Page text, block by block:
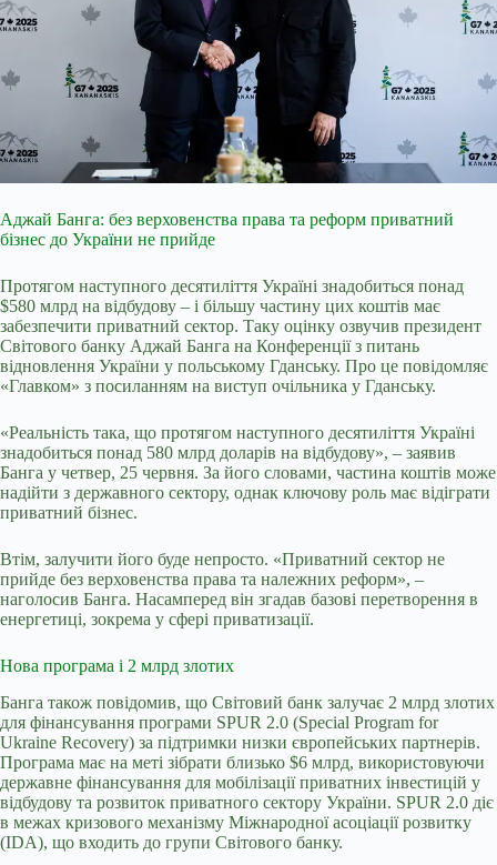
Аджай Банга: без верховенства права та реформ приватний
бізнес до України не прийде
Протягом наступного десятиліття Україні знадобиться понад
$580 млрд на відбудову – і більшу частину цих коштів має
забезпечити приватний сектор. Таку оцінку озвучив президент
Світового банку Аджай Банга на Конференції з питань
відновлення України у польському Гданську. Про це повідомляє
«Главком» з посиланням на виступ очільника у Гданську.
«Реальність така, що протягом наступного десятиліття Україні
знадобиться понад 580 млрд доларів на відбудову», – заявив
Банга у четвер, 25 червня. За його словами, частина коштів може
надійти з державного сектору, однак ключову роль має відіграти
приватний бізнес.
Втім, залучити його буде непросто. «Приватний сектор не
прийде без верховенства права та належних реформ», –
наголосив Банга. Насамперед він згадав базові перетворення в
енергетиці, зокрема у сфері приватизації.
Нова програма і 2 млрд злотих
Банга також повідомив, що Світовий банк залучає 2 млрд злотих
для фінансування програми SPUR 2.0 (Special Program for
Ukraine Recovery) за підтримки низки європейських партнерів.
Програма має на меті зібрати близько $6 млрд, використовуючи
державне фінансування для мобілізації приватних інвестицій у
відбудову та розвиток приватного сектору України. SPUR 2.0 діє
в межах кризового механізму Міжнародної асоціації розвитку
(IDA), що входить до групи Світового банку.